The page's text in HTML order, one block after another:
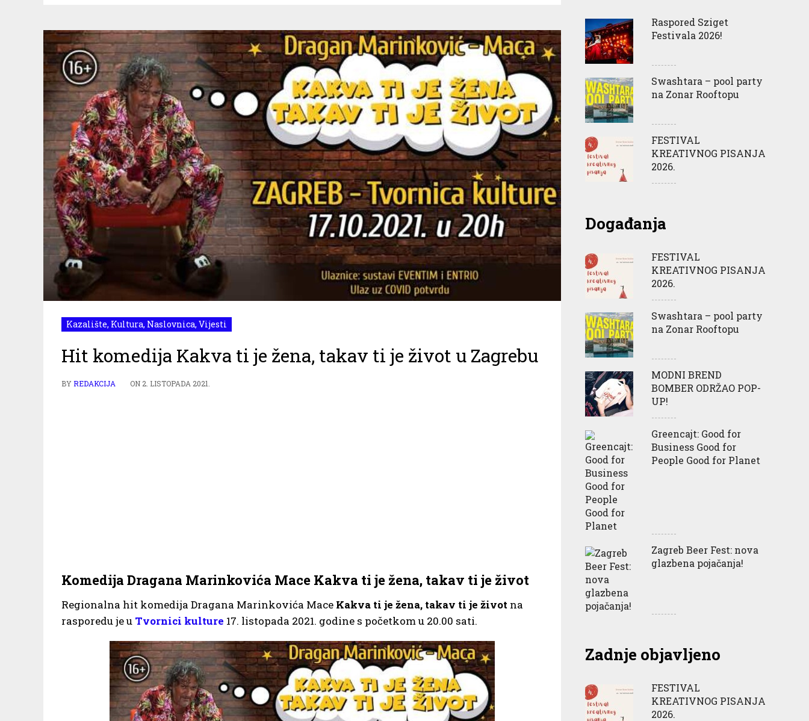
Kazalište, Kultura, Naslovnica, Vijesti
Hit komedija Kakva ti je žena, takav ti je život u Zagrebu
BYREDAKCIJA ON 2. LISTOPADA 2021.
Komedija Dragana Marinkovića Mace Kakva ti je žena, takav ti je život
Regionalna hit komedija Dragana Marinkovića Mace Kakva ti je žena, takav ti je život na
rasporedu je u Tvornici kulture 17. listopada 2021. godine s početkom u 20.00 sati.
Raspored Sziget
Festivala 2026!
Swashtara – pool party
na Zonar Rooftopu
FESTIVAL
KREATIVNOG PISANJA
2026.
Događanja
FESTIVAL
KREATIVNOG PISANJA
2026.
Swashtara – pool party
na Zonar Rooftopu
MODNI BREND
BOMBER ODRŽAO POP-
UP!
Greencajt: Good for
Business Good for
People Good for Planet
Zagreb Beer Fest: nova
glazbena pojačanja!
Zadnje objavljeno
FESTIVAL
KREATIVNOG PISANJA
2026.